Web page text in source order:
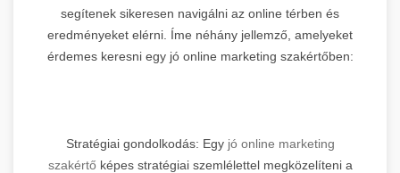
segítenek sikeresen navigálni az online térben és
eredményeket elérni. Íme néhány jellemző, amelyeket
érdemes keresni egy jó online marketing szakértőben:
Stratégiai gondolkodás: Egy jó online marketing
szakértőképes stratégiai szemlélettel megközelíteni a